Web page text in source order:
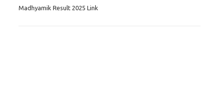
Madhyamik Result 2025 Link